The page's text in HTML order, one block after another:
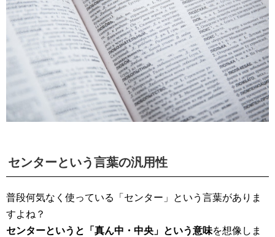
センターという言葉の汎用性
普段何気なく使っている「センター」という言葉がありま
すよね？
センターというと「真ん中・中央」という意味を想像しま